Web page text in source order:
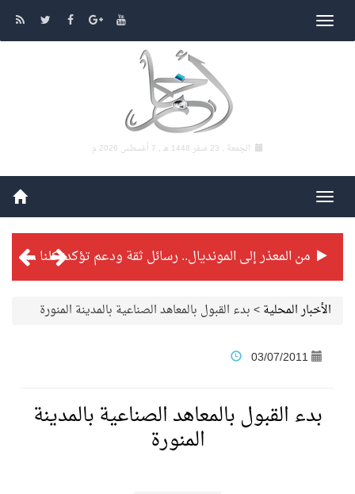
الجمعة , 23 صفر 1448 هـ , 7 أغسطس 2026 م
من المعذر إلى المونديال.. رسائل ثقة ودعم تؤكد: كلنا مع الأخضر
الأخبار المحلية>بدء القبول بالمعاهد الصناعية بالمدينة المنورة
03/07/2011
بدء القبول بالمعاهد الصناعية بالمدينة
المنورة